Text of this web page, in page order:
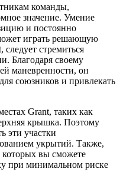
команды,
значение. Умение
и постоянно
играть решающую
следует стремиться
Благодаря своему
маневренности, он
союзников и привлекать
Grant, таких как
крышка. Поэтому
эти участки
укрытий. Также,
которых вы сможете
при минимальном риске